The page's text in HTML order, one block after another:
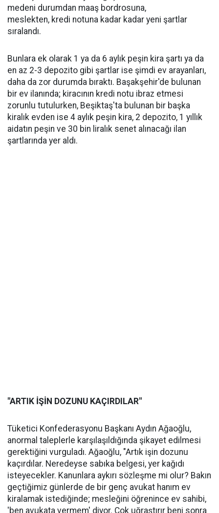
medeni durumdan maaş bordrosuna,
meslekten, kredi notuna kadar kadar yeni şartlar
sıralandı.
Bunlara ek olarak 1 ya da 6 aylık peşin kira şartı ya da
en az 2-3 depozito gibi şartlar ise şimdi ev arayanları,
daha da zor durumda bıraktı. Başakşehir'de bulunan
bir ev ilanında; kiracının kredi notu ibraz etmesi
zorunlu tutulurken, Beşiktaş'ta bulunan bir başka
kiralık evden ise 4 aylık peşin kira, 2 depozito, 1 yıllık
aidatın peşin ve 30 bin liralık senet alınacağı ilan
şartlarında yer aldı.
"ARTIK İŞİN DOZUNU KAÇIRDILAR"
Tüketici Konfederasyonu Başkanı Aydın Ağaoğlu,
anormal taleplerle karşılaşıldığında şikayet edilmesi
gerektiğini vurguladı. Ağaoğlu, "Artık işin dozunu
kaçırdılar. Neredeyse sabıka belgesi, yer kağıdı
isteyecekler. Kanunlara aykırı sözleşme mi olur? Bakın
geçtiğimiz günlerde de bir genç avukat hanım ev
kiralamak istediğinde; mesleğini öğrenince ev sahibi,
'ben avukata vermem' diyor. Çok uğraştırır beni sonra